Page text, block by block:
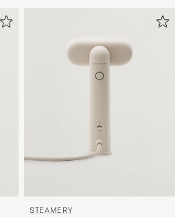
Min
til
STEAMERY